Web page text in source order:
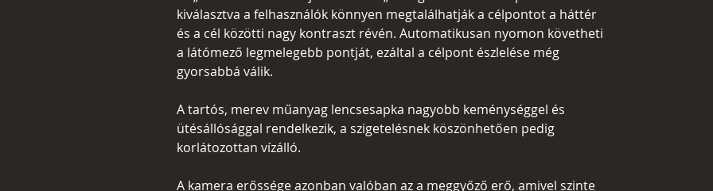
kiválasztva a felhasználók könnyen megtalálhatják a célpontot a háttér
és a cél közötti nagy kontraszt révén. Automatikusan nyomon követheti
a látómező legmelegebb pontját, ezáltal a célpont észlelése még
gyorsabbá válik.
A tartós, merev műanyag lencsesapka nagyobb keménységgel és
ütésállósággal rendelkezik, a szigetelésnek köszönhetően pedig
korlátozottan vízálló.
A kamera erőssége azonban valóban az a meggyőző erő, amivel szinte